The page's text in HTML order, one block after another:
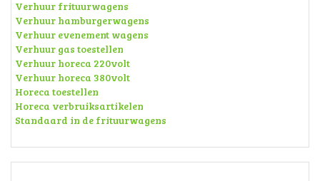
Verhuur frituurwagens
Verhuur hamburgerwagens
Verhuur evenement wagens
Verhuur gas toestellen
Verhuur horeca 220volt
Verhuur horeca 380volt
Horeca toestellen
Horeca verbruiksartikelen
Standaard in de frituurwagens